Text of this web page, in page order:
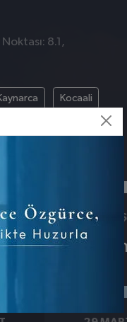
8.1,
Kocaali
GÖRÜŞ
8 km